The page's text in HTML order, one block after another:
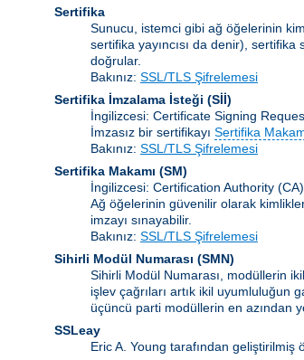
Sertifika
Sunucu, istemci gibi ağ öğelerinin
sertifika yayıncısı da denir), sertifika
doğrular.
Bakınız: SSL/TLS Şifrelemesi
Sertifika İmzalama İsteği (Sİİ)
İngilizcesi: Certificate Signing
İmzasız bir sertifikayı Sertifika
Bakınız: SSL/TLS Şifrelemesi
Sertifika Makamı (SM)
İngilizcesi: Certification Authority (CA)
Ağ öğelerinin güvenilir olarak
imzayı sınayabilir.
Bakınız: SSL/TLS Şifrelemesi
Sihirli Modül Numarası (SMN)
Sihirli Modül Numarası, modüllerin
işlev çağrıları artık ikil
üçüncü parti modüllerin en azından
SSLeay
Eric A. Young tarafından